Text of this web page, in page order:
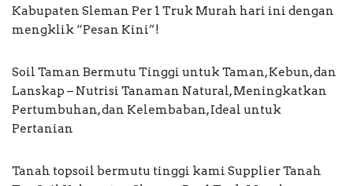
Kabupaten Sleman Per 1 Truk Murah hari ini dengan
mengklik “Pesan Kini”!
Soil Taman Bermutu Tinggi untuk Taman, Kebun, dan
Lanskap – Nutrisi Tanaman Natural, Meningkatkan
Pertumbuhan, dan Kelembaban, Ideal untuk
Pertanian
Tanah topsoil bermutu tinggi kami Supplier Tanah